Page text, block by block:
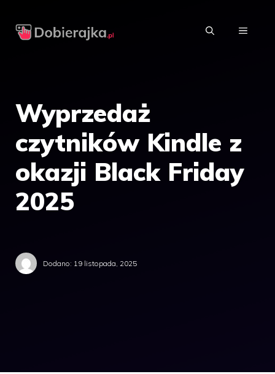
MENU
Wyprzedaż
czytników Kindle z
okazji Black Friday
2025
Dodano: 19 listopada, 2025